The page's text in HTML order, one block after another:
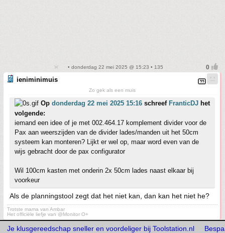
• donderdag 22 mei 2025 @ 15:23 • 135
ieniminimuis
Zo gek als een muis
Op donderdag 22 mei 2025 15:16 schreef FranticDJ het
volgende:
iemand een idee of je met 002.464.17 komplement divider voor de
Pax aan weerszijden van de divider lades/manden uit het 50cm
systeem kan monteren? Lijkt er wel op, maar word even van de
wijs gebracht door de pax configurator
Wil 100cm kasten met onderin 2x 50cm lades naast elkaar bij
voorkeur
Als de planningstool zegt dat het niet kan, dan kan het niet he?
Trotste mama van Ambar
Het officiële liefje van @Monitor O+
Je klusgereedschap sneller en voordeliger bij Toolstation.nl